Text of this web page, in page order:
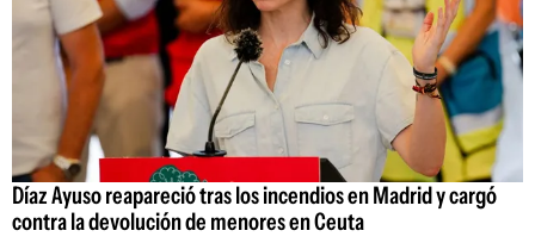
Díaz Ayuso reapareció tras los incendios en Madrid y cargó
contra la devolución de menores en Ceuta